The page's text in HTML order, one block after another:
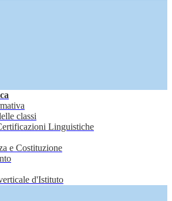
classi
Linguistiche
e Costituzione
d'Istituto